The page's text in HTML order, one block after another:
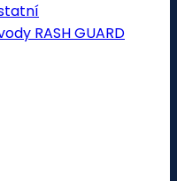
RASH GUARD